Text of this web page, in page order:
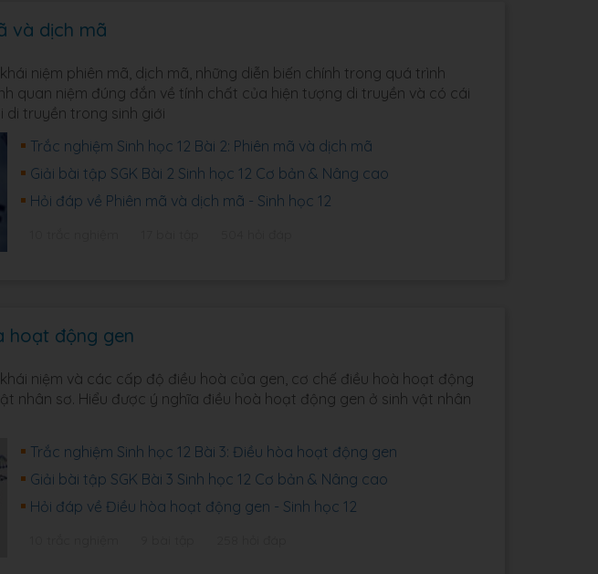
và dịch mã
niệm phiên mã, dịch mã, những diễn biến chính trong quá trình
quan niệm đúng đắn về tính chất của hiện tượng di truyền và có cái
di truyền trong sinh giới
Trắc nghiệm Sinh học 12 Bài 2: Phiên mã và dịch mã
Giải bài tập SGK Bài 2 Sinh học 12 Cơ bản & Nâng cao
Hỏi đáp về Phiên mã và dịch mã - Sinh học 12
hoạt động gen
niệm và các cấp độ điều hoà của gen, cơ chế điều hoà hoạt động
nhân sơ. Hiểu được ý nghĩa điều hoà hoạt động gen ở sinh vật nhân
Trắc nghiệm Sinh học 12 Bài 3: Điều hòa hoạt động gen
Giải bài tập SGK Bài 3 Sinh học 12 Cơ bản & Nâng cao
Hỏi đáp về Điều hòa hoạt động gen - Sinh học 12